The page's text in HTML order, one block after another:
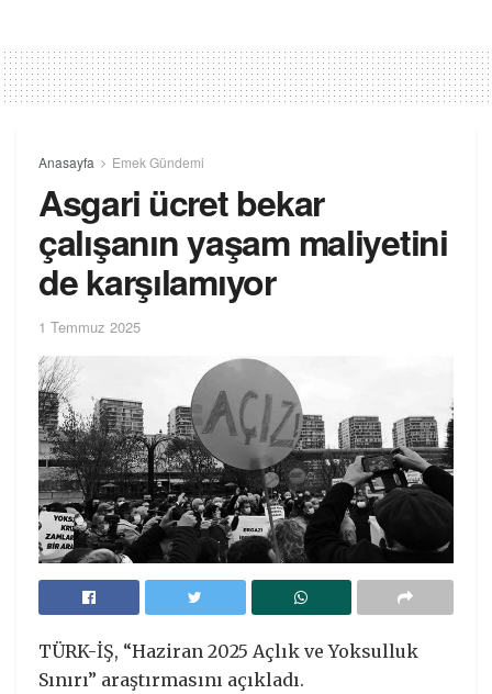
Anasayfa Emek Gündemi
Asgari ücret bekar
çalışanın yaşam maliyetini
de karşılamıyor
1 Temmuz 2025
TÜRK-İŞ, “Haziran 2025 Açlık ve Yoksulluk
Sınırı” araştırmasını açıkladı.